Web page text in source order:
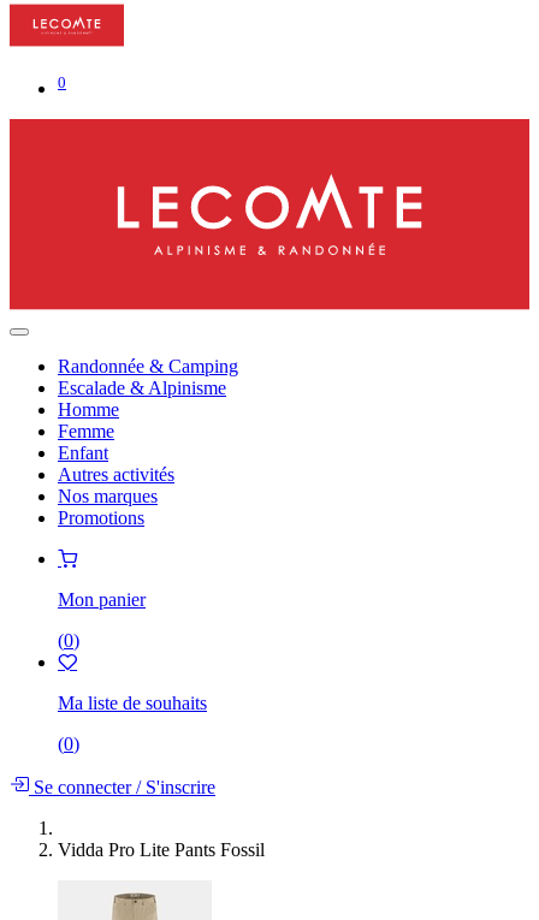
0
Randonnée & Camping
Escalade & Alpinisme
Homme
Femme
Enfant
Autres activités
Nos marques
Promotions
Mon panier
(0)
Ma liste de souhaits
(0)
Se connecter/S'inscrire
Vidda Pro Lite Pants Fossil